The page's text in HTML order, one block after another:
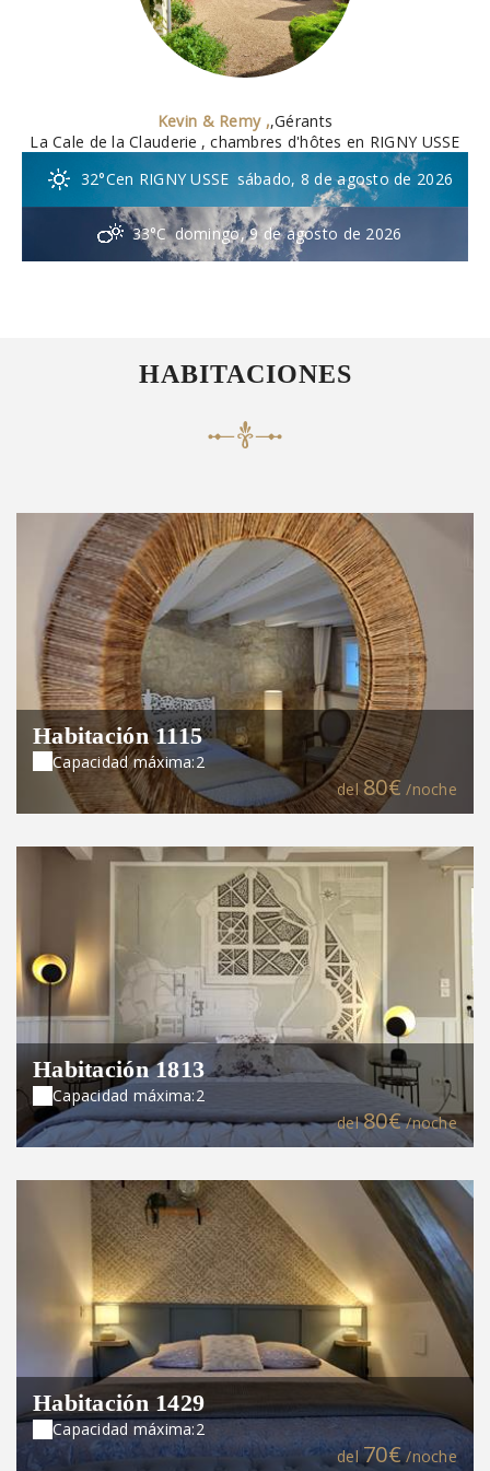
Kevin & Remy ,,Gérants
La Cale de la Clauderie , chambres d'hôtes en RIGNY USSE
32°Cen RIGNY USSE sábado, 8 de agosto de 2026
33°C domingo, 9 de agosto de 2026
HABITACIONES
Habitación 1115
Capacidad máxima:2
del 80€ /noche
Habitación 1813
Capacidad máxima:2
del80€/noche
Habitación 1429
Capacidad máxima:2
del70€/noche